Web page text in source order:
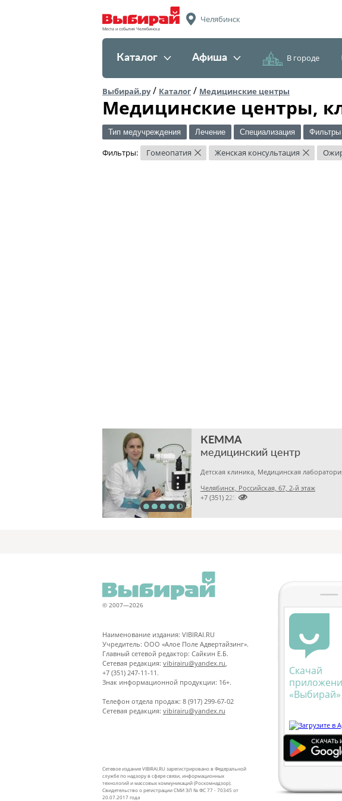
Места и события Челябинска
Челябинск
Каталог Афиша В городе
Выбирай.ру/ Каталог / Медицинские центры
Медицинские центры,
Тип медучреждения Лечение Специализация Фильтры
Фильтры: Гомеопатия × Женская консультация ×
КЕММА
медицинский центр
Челябинск, Российская, 67, 2-й этаж

+7 (351) 2256145
© 2007—2026
Наименование издания: VIBIRAI.RU
Учредитель: ООО «Алое Поле Адвертайзинг».
Главный сетевой редактор: Сайкин Е.Б.
Сетевая редакция: vibirairu@yandex.ru
+7 (351) 247-11-11.
Знак информационной продукции: 16+.
Телефон отдела продаж: 8 (917) 299-67-02
Сетевая редакция: vibirairu@yandex.ru
Сетевое издание VIBIRAI.RU зарегистрировано в Федеральной
службе по надзору в сфере связи, информационных
технологий и массовых коммуникаций (Роскомнадзор).
Свидетельство о регистрации СМИ ЭЛ № ФС 77 - 70345 от
20.07.2017 года
Скачай
«Выбирай»